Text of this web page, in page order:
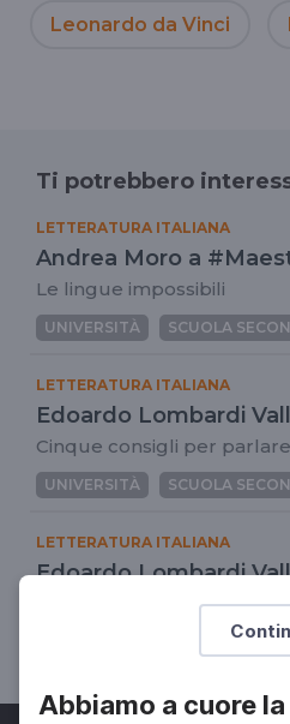
Abbiamo a cuore
Leonardo da Vinci
Ti potrebbero
LETTERATURA ITALIANA
Andrea Moro a
Le lingue impossibili
UNIVERSITÀ SCUOLA
LETTERATURA ITALIANA
Edoardo Lombardi
Cinque consigli per
UNIVERSITÀ SCUOLA
LETTERATURA ITALIANA
Edoardo Lombardi
Il linguaggio manipolatore
SCUOLA